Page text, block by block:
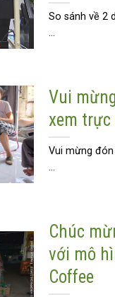
So sánh về 2
...
Vui
xem
Vui mừng
...
Chúc
với mô
Coffee